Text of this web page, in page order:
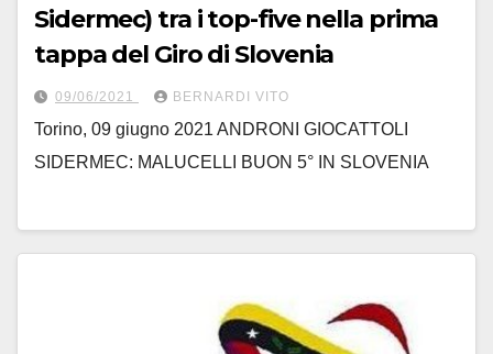
Sidermec) tra i top-five nella prima
tappa del Giro di Slovenia
09/06/2021 BERNARDI VITO
Torino, 09 giugno 2021 ANDRONI GIOCATTOLI
SIDERMEC: MALUCELLI BUON 5° IN SLOVENIA